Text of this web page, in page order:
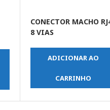
CONECTOR MACHO
8 VIAS
ADICIONAR AO
CARRINHO